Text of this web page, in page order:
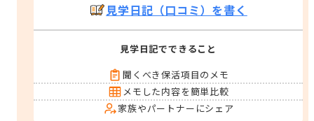
見学日記（口コミ）を書く
見学日記でできること
聞くべき保活項目のメモ
メモした内容を簡単比較
家族やパートナーにシェア